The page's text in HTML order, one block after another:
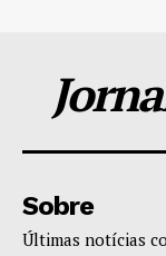
Sobre
Últimas notícias